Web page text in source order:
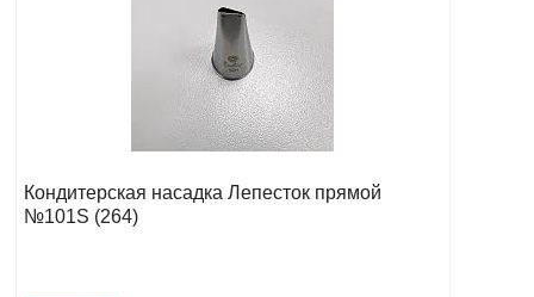
Кондитерская насадка Лепесток прямой
№101S (264)